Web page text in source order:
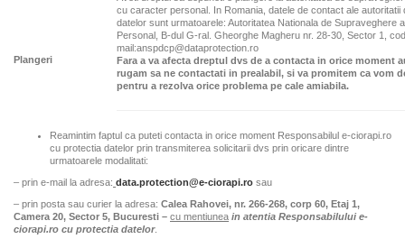
Plangeri
cu caracter personal. In Romania, datele de contact ale
datelor sunt urmatoarele: Autoritatea Nationala de Supraveghere
Personal, B-dul G-ral. Gheorghe Magheru nr. 28-30, Sector 1,
mail:anspdcp@dataprotection.ro
Fara a va afecta dreptul dvs de a contacta in orice moment
rugam sa ne contactati in prealabil, si va promitem ca vom
pentru a rezolva orice problema pe cale amiabila.
Reamintim faptul ca puteti contacta in orice moment Responsabilul e-ciorapi.ro
cu protectia datelor prin transmiterea solicitarii dvs prin oricare dintre
urmatoarele modalitati:
– prin e-mail la adresa: data.protection@e-ciorapi.ro sau
– prin posta sau curier la adresa: Calea Rahovei, nr. 266-268, corp 60, Etaj 1,
Camera 20, Sector 5, Bucuresti – cu mentiunea in atentia Responsabilului e-
ciorapi.ro cu protectia datelor.